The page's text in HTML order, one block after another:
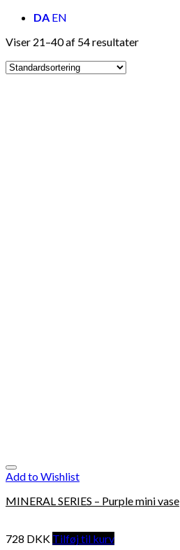
DA EN
Viser 21–40 af 54 resultater
Add to Wishlist
MINERAL SERIES – Purple mini vase
728 DKK Tilføj til kurv